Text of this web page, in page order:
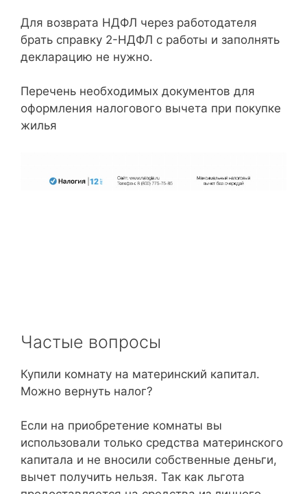
Для возврата НДФЛ через работодателя
брать справку 2-НДФЛ с работы и заполнять
декларацию не нужно.
Перечень необходимых документов для
оформления налогового вычета при покупке
жилья
Частые вопросы
Купили комнату на материнский капитал.
Можно вернуть налог?
Если на приобретение комнаты вы
использовали только средства материнского
капитала и не вносили собственные деньги,
вычет получить нельзя. Так как льгота